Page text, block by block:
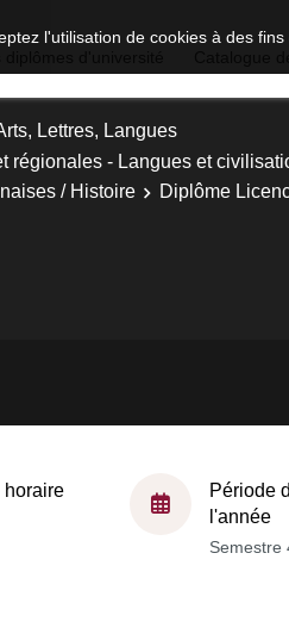
l'utilisation de cookies à des
Lettres, Langues
régionales - Langues et
/ Histoire
Diplôme
horaire
Période
l'année
Semestre